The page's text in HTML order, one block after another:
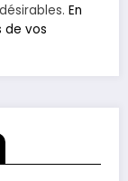
En
de vos